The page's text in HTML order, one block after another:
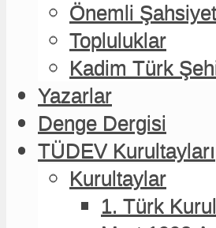
Önemli
Topluluklar
Kadim Türk
Yazarlar
Denge Dergisi
TÜDEV Kurultayları
Kurultaylar
1. Türk
Önemli
Topluluklar
Kadim Türk
Yazarlar
Denge Dergisi
TÜDEV Kurultayları
Kurultaylar
1. Türk